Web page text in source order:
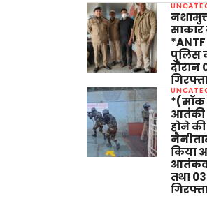
*ANTF
पुलिस
दौरान
*(मॉक
आतंकी
होने
किया
तथा